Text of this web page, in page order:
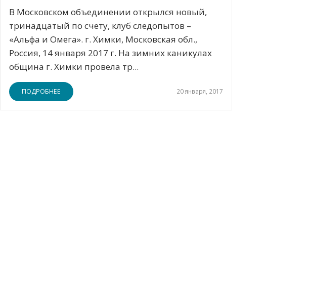
В Московском объединении открылся новый,
тринадцатый по счету, клуб следопытов –
«Альфа и Омега». г. Химки, Московская обл.,
Россия, 14 января 2017 г. На зимних каникулах
община г. Химки провела тр...
ПОДРОБНЕЕ 20 января, 2017